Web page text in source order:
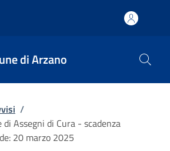
di Arzano
/
Assegni di Cura - scadenza
20 marzo 2025